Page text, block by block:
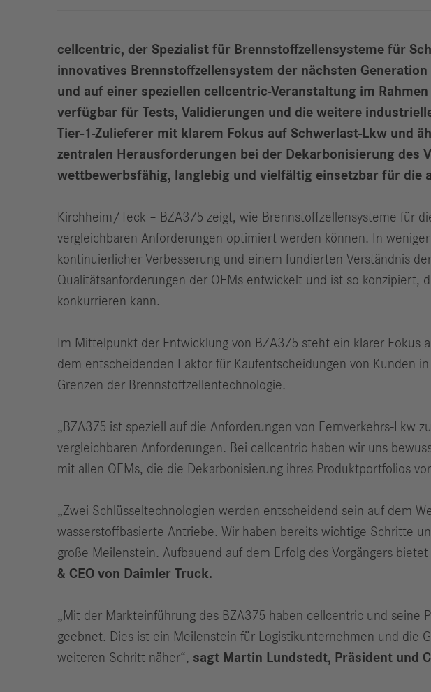
cellcentric, der Spezialist für Brennstoffzellensysteme für
innovatives Brennstoffzellensystem der nächsten
und auf einer speziellen cellcentric-Veranstaltung im
verfügbar für Tests, Validierungen und die weitere
Tier-1-Zulieferer mit klarem Fokus auf Schwerlast-Lkw und
zentralen Herausforderungen bei der Dekarbonisierung
wettbewerbsfähig, langlebig und vielfältig einsetzbar für die
Kirchheim/Teck – BZA375 zeigt, wie Brennstoffzellensysteme für
vergleichbaren Anforderungen optimiert werden können. In
kontinuierlicher Verbesserung und einem fundierten Verständnis
Qualitätsanforderungen der OEMs entwickelt und ist so konzipiert,
konkurrieren kann.
Im Mittelpunkt der Entwicklung von BZA375 steht ein klarer Fokus
dem entscheidenden Faktor für Kaufentscheidungen von Kunden
Grenzen der Brennstoffzellentechnologie.
„BZA375 ist speziell auf die Anforderungen von Fernverkehrs-
vergleichbaren Anforderungen. Bei cellcentric haben wir uns
mit allen OEMs, die die Dekarbonisierung ihres Produktportfolios
„Zwei Schlüsseltechnologien werden entscheidend sein auf dem
wasserstoffbasierte Antriebe. Wir haben bereits wichtige Schritte
große Meilenstein. Aufbauend auf dem Erfolg des Vorgängers
& CEO von Daimler Truck.
„Mit der Markteinführung des BZA375 haben cellcentric und seine
geebnet. Dies ist ein Meilenstein für Logistikunternehmen und die
weiteren Schritt näher“, sagt Martin Lundstedt, Präsident und